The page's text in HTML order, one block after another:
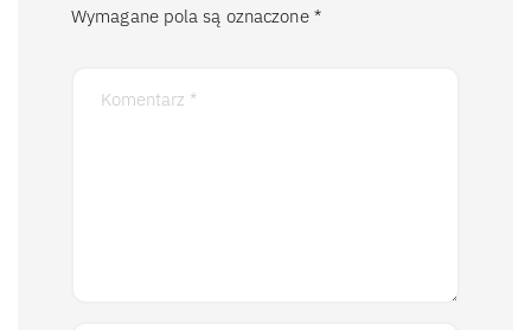
Wymagane pola są oznaczone *